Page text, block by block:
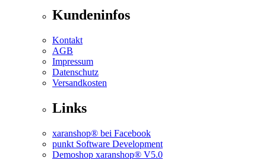
Kundeninfos
Kontakt
AGB
Impressum
Datenschutz
Versandkosten
Links
xaranshop® bei Facebook
punkt Software Development
Demoshop xaranshop® V5.0